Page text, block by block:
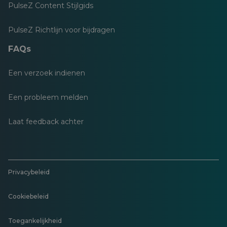
PulseZ Content Stijlgids
PulseZ Richtlijn voor bijdragen
FAQs
Een verzoek indienen
Een probleem melden
Laat feedback achter
Privacybeleid
Cookiebeleid
Toegankelijkheid